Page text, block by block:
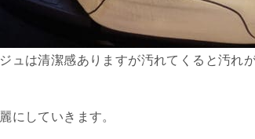
ュは清潔感ありますが汚れてくると汚れ
にしていきます。